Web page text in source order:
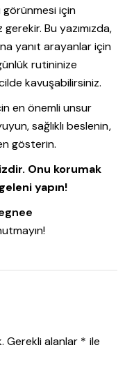
görünmesi için
Bu yazımızda,
yanıt arayanlar için
rutininize
kavuşabilirsiniz.
en önemli unsur
sağlıklı beslenin,
gösterin.
Onu korumak
yapın!
Gerekli alanlar * ile